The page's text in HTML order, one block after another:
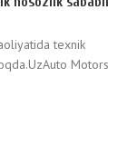
texnik
Motors